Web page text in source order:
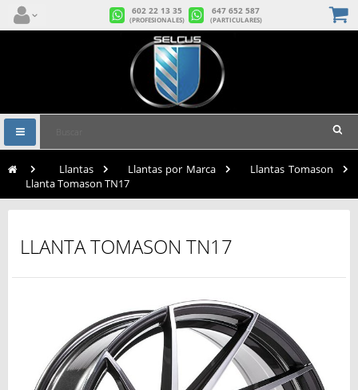
602 22 13 35
(PROFESIONALES)
647 652 587
(PARTICULARES)
Navegación
Toggle
Llantas Llantas por Marca
Llantas Tomason
Llanta Tomason TN17
LLANTA TOMASON TN17